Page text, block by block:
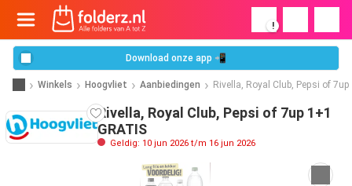
!
Download onze app 📲
Winkels Hoogvliet Aanbiedingen Rivella, Royal Club, Pepsi of 7up
Rivella, Royal Club, Pepsi of 7up 1+1
GRATIS
Geldig: 10 jun 2026 t/m 16 jun 2026